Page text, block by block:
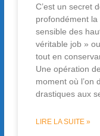
C’est un secret
profondément la
sensible des
véritable job »
tout en
Une opération
moment où l’on
drastiques aux
LIRE LA SUITE »